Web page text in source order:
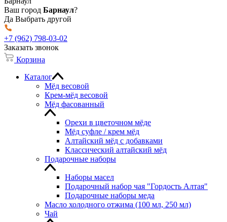
Ваш город Барнаул?
Да Выбрать другой
+7 (962) 798-03-02
Заказать звонок
Корзина
Каталог
Мёд весовой
Крем-мёд весовой
Мёд фасованный
Орехи в цветочном мёде
Мёд суфле / крем мёд
Алтайский мёд с добавками
Классический алтайский мёд
Подарочные наборы
Наборы масел
Подарочный набор чая "Гордость Алтая"
Подарочные наборы меда
Масло холодного отжима (100 мл, 250 мл)
Чай